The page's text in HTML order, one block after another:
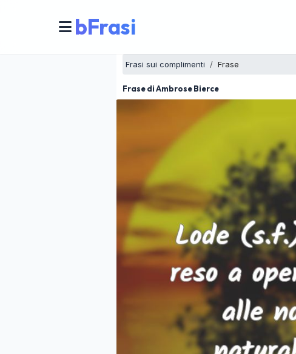
bFrasi
Frasi sui complimenti Frase
Frase di Ambrose Bierce